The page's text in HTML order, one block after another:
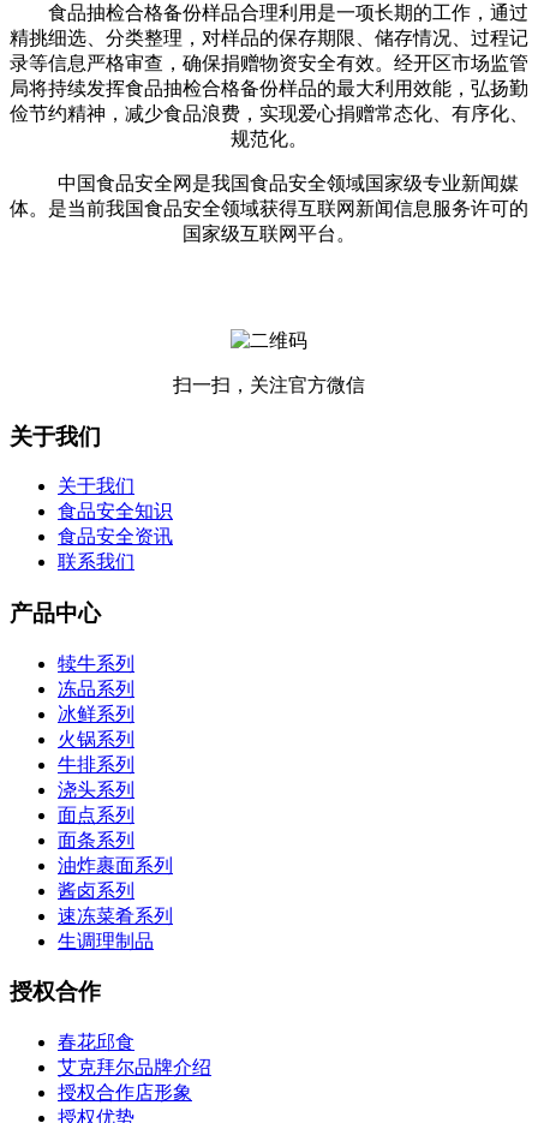
食品抽检合格备份样品合理利用是一项长期的工作，通过
精挑细选、分类整理，对样品的保存期限、储存情况、过程记
录等信息严格审查，确保捐赠物资安全有效。经开区市场监管
局将持续发挥食品抽检合格备份样品的最大利用效能，弘扬勤
俭节约精神，减少食品浪费，实现爱心捐赠常态化、有序化、
规范化。
中国食品安全网是我国食品安全领域国家级专业新闻媒
体。是当前我国食品安全领域获得互联网新闻信息服务许可的
国家级互联网平台。
扫一扫，关注官方微信
关于我们
关于我们
食品安全知识
食品安全资讯
联系我们
产品中心
犊牛系列
冻品系列
冰鲜系列
火锅系列
牛排系列
浇头系列
面点系列
面条系列
油炸裹面系列
酱卤系列
速冻菜肴系列
生调理制品
授权合作
春花邱食
艾克拜尔品牌介绍
授权合作店形象
授权优势